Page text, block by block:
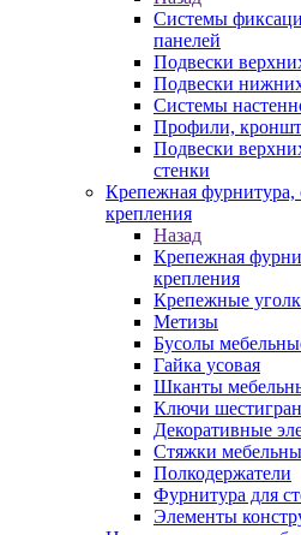
Системы
панелей
Подвески
Подвески
Системы
Профили,
Подвески
стенки
Крепежная фурнитура,
крепления
Назад
Крепежная
крепления
Крепежные
Метизы
Бусолы
Гайка усовая
Шканты
Ключи
Декоративные
Стяжки
Полкодержатели
Фурнитура для
Элементы